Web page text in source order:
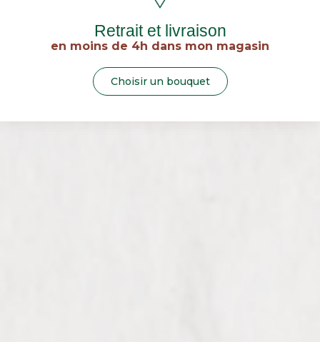
Retrait et livraison
en moins de 4h dans mon magasin
Choisir un bouquet